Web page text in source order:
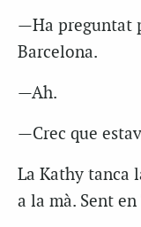
—Ha preguntat
Barcelona.
—Ah.
—Crec que
La Kathy tanca
a la mà. Sent